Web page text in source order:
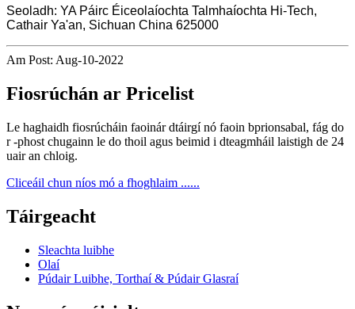
Seoladh: YA Páirc Éiceolaíochta Talmhaíochta Hi-Tech,
Cathair Ya'an, Sichuan China 625000
Am Post: Aug-10-2022
Fiosrúchán ar Pricelist
Le haghaidh fiosrúcháin faoinár dtáirgí nó faoin bprionsabal, fág do
r -phost chugainn le do thoil agus beimid i dteagmháil laistigh de 24
uair an chloig.
Cliceáil chun níos mó a fhoghlaim ......
Táirgeacht
Sleachta luibhe
Olaí
Púdair Luibhe, Torthaí & Púdair Glasraí